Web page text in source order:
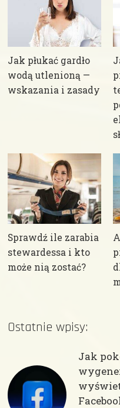
Jak płukać gardło
wodą utlenioną —
wskazania i zasady
Sprawdź ile zarabia
stewardessa i kto
może nią zostać?
Ostatnie wpisy:
Jak